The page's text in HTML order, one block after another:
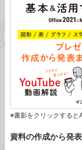
※書影をクリックする
資料の作成から発